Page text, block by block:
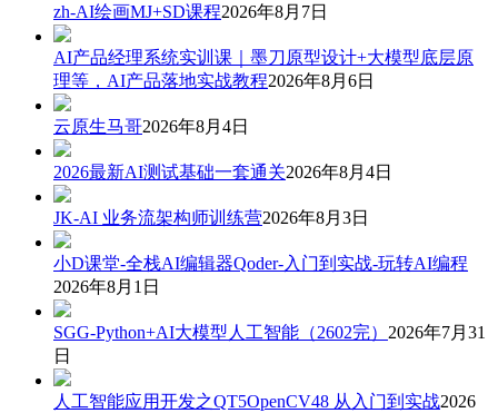
zh-AI绘画MJ+SD课程2026年8月7日
AI产品经理系统实训课｜墨刀原型设计+大模型底层原
理等，AI产品落地实战教程2026年8月6日
云原生马哥2026年8月4日
2026最新AI测试基础一套通关2026年8月4日
JK-AI 业务流架构师训练营2026年8月3日
小D课堂-全栈AI编辑器Qoder-入门到实战-玩转AI编程
2026年8月1日
SGG-Python+AI大模型人工智能（2602完） 2026年7月31
日
人工智能应用开发之QT5OpenCV48 从入门到实战2026